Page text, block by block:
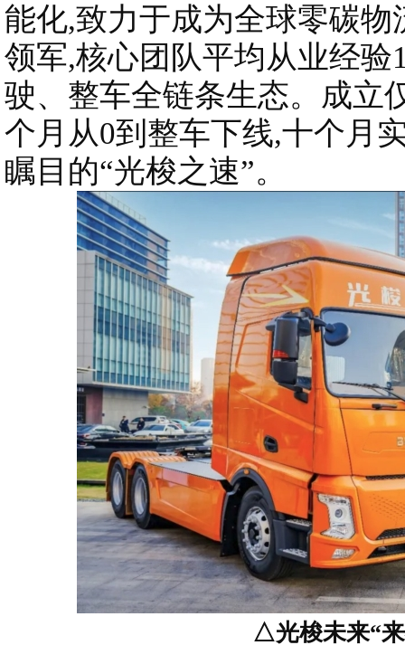
能化,致力于成为全球零碳
领军,核心团队平均从业经
驶、整车全链条生态。成立
个月从0到整车下线,十个月
瞩目的“光梭之速”。
△光梭未来“